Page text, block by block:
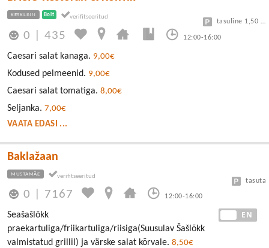
KESKLINN Bolt
0 |435 12:00-16:00
tasuline 1,50 eur/h
Caesari salat kanaga. 9,00€
Kodused pelmeenid. 9,00€
Caesari salat tomatiga. 8,00€
Seljanka. 7,00€
VAATA EDASI ...
Baklažaan
MUSTAMÄE
0 7167 12:00-16:00
tasuta
EN
Seašašlõkk
praekartuliga/friikartuliga/riisiga(Suusulav Šašlõkk
valmistatud grillil) ja värske salat kõrvale. 8,50€